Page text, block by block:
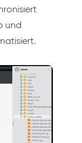
und